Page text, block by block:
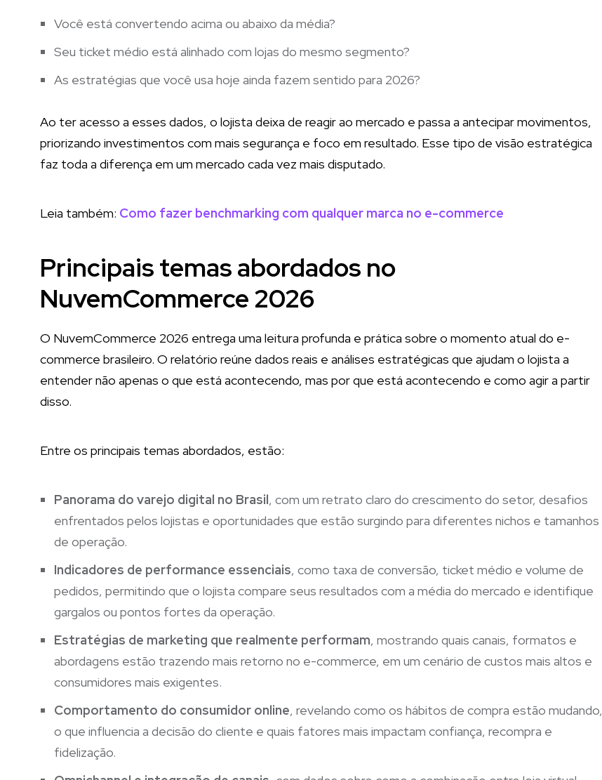
Você está convertendo acima ou abaixo da média?
Seu ticket médio está alinhado com lojas do mesmo segmento?
As estratégias que você usa hoje ainda fazem sentido para 2026?
Ao ter acesso a esses dados, o lojista deixa de reagir ao mercado e passa a antecipar movimentos,
priorizando investimentos com mais segurança e foco em resultado. Esse tipo de visão estratégica
faz toda a diferença em um mercado cada vez mais disputado.
Leia também: Como fazer benchmarking com qualquer marca no e-commerce
Principais temas abordados no
NuvemCommerce 2026
O NuvemCommerce 2026 entrega uma leitura profunda e prática sobre o momento atual do e-
commerce brasileiro. O relatório reúne dados reais e análises estratégicas que ajudam o lojista a
entender não apenas o que está acontecendo, mas por que está acontecendo e como agir a partir
disso.
Entre os principais temas abordados, estão:
Panorama do varejo digital no Brasil, com um retrato claro do crescimento do setor, desafios
enfrentados pelos lojistas e oportunidades que estão surgindo para diferentes nichos e tamanhos
de operação.
Indicadores de performance essenciais, como taxa de conversão, ticket médio e volume de
pedidos, permitindo que o lojista compare seus resultados com a média do mercado e identifique
gargalos ou pontos fortes da operação.
Estratégias de marketing que realmente performam, mostrando quais canais, formatos e
abordagens estão trazendo mais retorno no e-commerce, em um cenário de custos mais altos e
consumidores mais exigentes.
Comportamento do consumidor online, revelando como os hábitos de compra estão mudando,
o que influencia a decisão do cliente e quais fatores mais impactam confiança, recompra e
fidelização.